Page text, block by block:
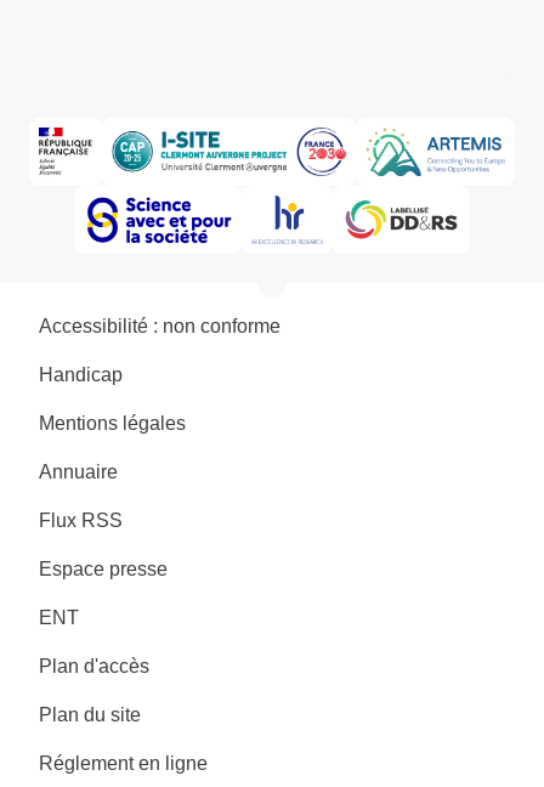
Accessibilité : non conforme
Handicap
Mentions légales
Annuaire
Flux RSS
Espace presse
ENT
Plan d'accès
Plan du site
Réglement en ligne